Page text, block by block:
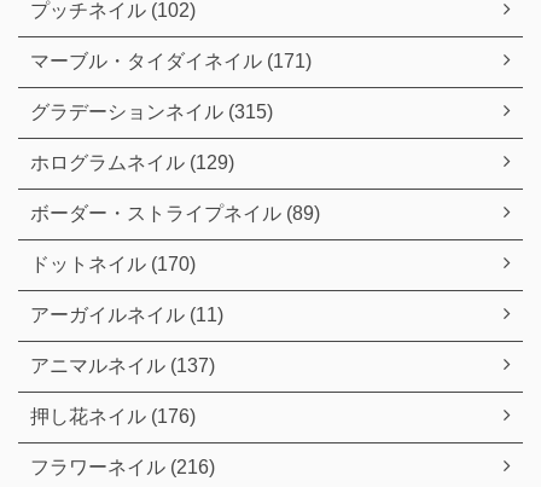
プッチネイル (102)
マーブル・タイダイネイル (171)
グラデーションネイル (315)
ホログラムネイル (129)
ボーダー・ストライプネイル (89)
ドットネイル (170)
アーガイルネイル (11)
アニマルネイル (137)
押し花ネイル (176)
フラワーネイル (216)